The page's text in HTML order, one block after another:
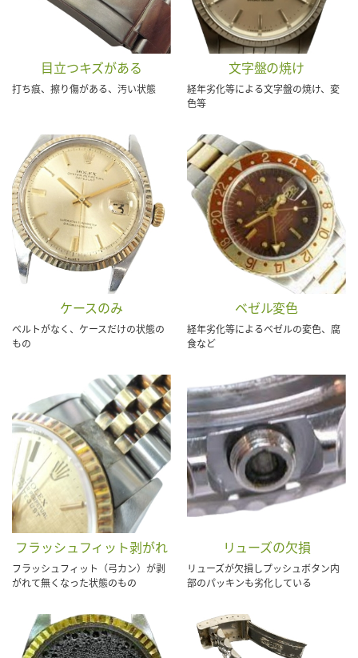
目立つキズがある
打ち痕、擦り傷がある、汚い状態
文字盤の焼け
経年劣化等による文字盤の焼け、変
色等
ケースのみ
ベルトがなく、ケースだけの状態の
もの
ベゼル変色
経年劣化等によるベゼルの変色、腐
食など
フラッシュフィット剥がれ
フラッシュフィット（弓カン）が剥
がれて無くなった状態のもの
リューズの欠損
リューズが欠損しプッシュボタン内
部のパッキンも劣化している